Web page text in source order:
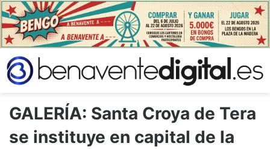
GALERÍA: Santa Croya de Tera
se instituye en capital de la